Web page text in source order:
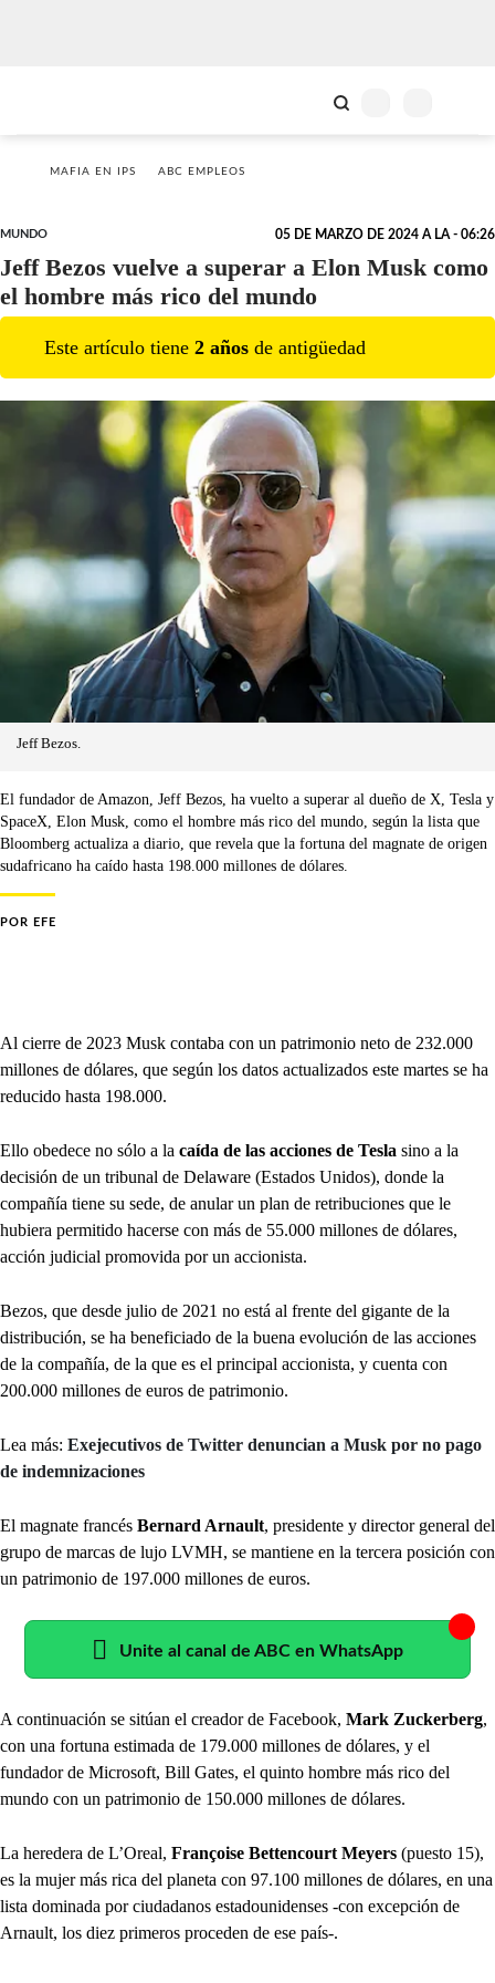
MAFIA EN IPS ABC EMPLEOS
MUNDO 05 DE MARZO DE 2024 A LA - 06:26
Jeff Bezos vuelve a superar a Elon Musk como
el hombre más rico del mundo
Este artículo tiene 2 años de antigüedad
Jeff Bezos.
El fundador de Amazon, Jeff Bezos, ha vuelto a superar al dueño de X, Tesla y
SpaceX, Elon Musk, como el hombre más rico del mundo, según la lista que
Bloomberg actualiza a diario, que revela que la fortuna del magnate de origen
sudafricano ha caído hasta 198.000 millones de dólares.
POR EFE
Al cierre de 2023 Musk contaba con un patrimonio neto de 232.000
millones de dólares, que según los datos actualizados este martes se ha
reducido hasta 198.000.
Ello obedece no sólo a la caída de las acciones de Tesla sino a la
decisión de un tribunal de Delaware (Estados Unidos), donde la
compañía tiene su sede, de anular un plan de retribuciones que le
hubiera permitido hacerse con más de 55.000 millones de dólares,
acción judicial promovida por un accionista.
Bezos, que desde julio de 2021 no está al frente del gigante de la
distribución, se ha beneficiado de la buena evolución de las acciones
de la compañía, de la que es el principal accionista, y cuenta con
200.000 millones de euros de patrimonio.
Lea más: Exejecutivos de Twitter denuncian a Musk por no pago
de indemnizaciones
El magnate francés Bernard Arnault, presidente y director general del
grupo de marcas de lujo LVMH, se mantiene en la tercera posición con
un patrimonio de 197.000 millones de euros.
Unite al canal de ABC en WhatsApp
A continuación se sitúan el creador de Facebook, Mark Zuckerberg,
con una fortuna estimada de 179.000 millones de dólares, y el
fundador de Microsoft, Bill Gates, el quinto hombre más rico del
mundo con un patrimonio de 150.000 millones de dólares.
La heredera de L’Oreal, Françoise Bettencourt Meyers (puesto 15),
es la mujer más rica del planeta con 97.100 millones de dólares, en una
lista dominada por ciudadanos estadounidenses -con excepción de
Arnault, los diez primeros proceden de ese país-.